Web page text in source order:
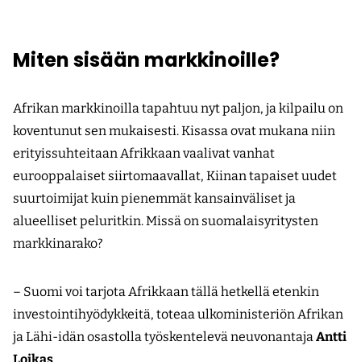
Miten sisään markkinoille?
Afrikan markkinoilla tapahtuu nyt paljon, ja kilpailu on
koventunut sen mukaisesti. Kisassa ovat mukana niin
erityissuhteitaan Afrikkaan vaalivat vanhat
eurooppalaiset siirtomaavallat, Kiinan tapaiset uudet
suurtoimijat kuin pienemmät kansainväliset ja
alueelliset peluritkin. Missä on suomalaisyritysten
markkinarako?
– Suomi voi tarjota Afrikkaan tällä hetkellä etenkin
investointihyödykkeitä, toteaa ulkoministeriön Afrikan
ja Lähi-idän osastolla työskentelevä neuvonantajaAntti